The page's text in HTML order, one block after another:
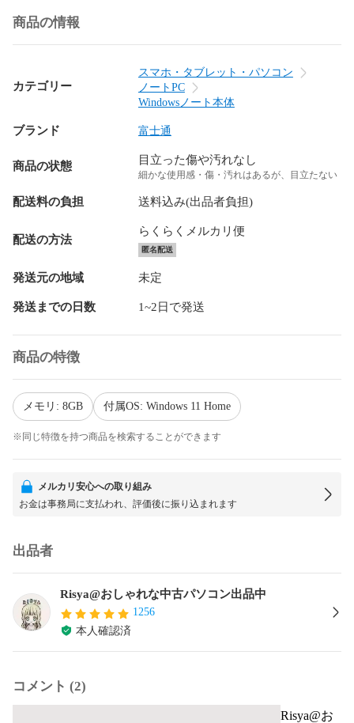
商品の情報
カテゴリー
スマホ・タブレット・パソコン
ノートPC
Windowsノート本体
ブランド 富士通
商品の状態 目立った傷や汚れなし
細かな使用感・傷・汚れはあるが、目立たない
配送料の負担 送料込み(出品者負担)
配送の方法
らくらくメルカリ便
匿名配送
発送元の地域 未定
発送までの日数 1~2日で発送
商品の特徴
メモリ: 8GB 付属OS: Windows 11 Home
※同じ特徴を持つ商品を検索することができます
メルカリ安心への取り組み
お金は事務局に支払われ、評価後に振り込まれます
出品者
Risya@おしゃれな中古パソコン出品中
1256
本人確認済
コメント (2)
Risya@お